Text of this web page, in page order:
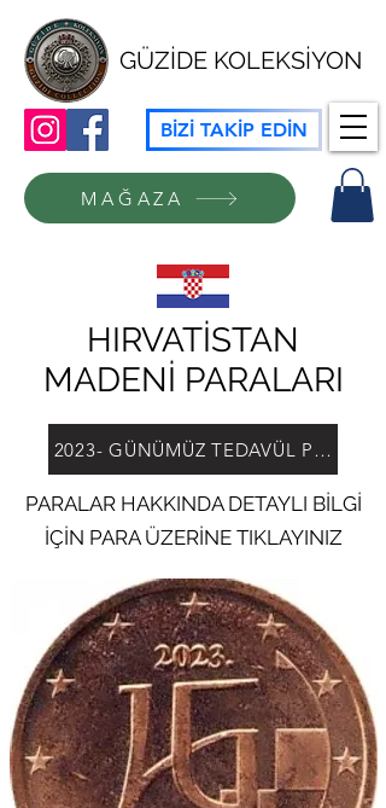
GÜZİDE KOLEKSİYON
BİZİ TAKİP EDİN
MAĞAZA
HIRVATİSTAN
MADENİ PARALARI
2023- GÜNÜMÜZ TEDAVÜL PARALARI
PARALAR HAKKINDA DETAYLI BİLGİ
İÇİN PARA ÜZERİNE TIKLAYINIZ